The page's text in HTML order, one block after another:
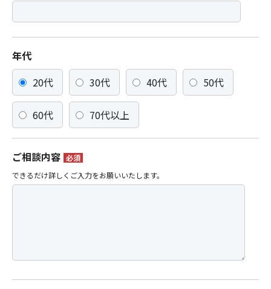
年代
20代
30代 40代 50代
60代 70代以上
ご相談内容 必須
できるだけ詳しくご入力をお願いいたします。